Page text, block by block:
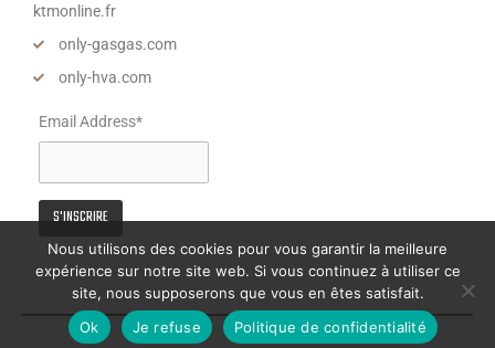
ktmonline.fr
only-gasgas.com
only-hva.com
Email Address*
Nous utilisons des cookies pour vous garantir la meilleure
expérience sur notre site web. Si vous continuez à utiliser ce
site, nous supposerons que vous en êtes satisfait.
Ok
Je refuse Politique de confidentialité